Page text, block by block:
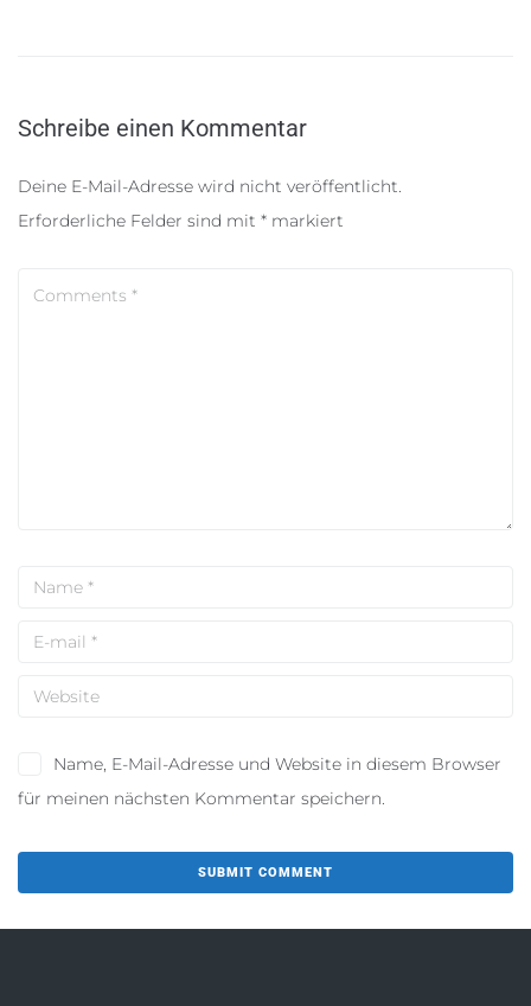
Schreibe einen Kommentar
Deine E-Mail-Adresse wird nicht veröffentlicht.
Erforderliche Felder sind mit * markiert
Name, E-Mail-Adresse und Website in diesem Browser
für meinen nächsten Kommentar speichern.